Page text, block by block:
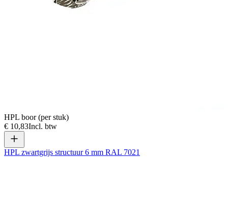
HPL boor (per stuk)
€ 10,83Incl. btw
HPL zwartgrijs structuur 6 mm RAL 7021